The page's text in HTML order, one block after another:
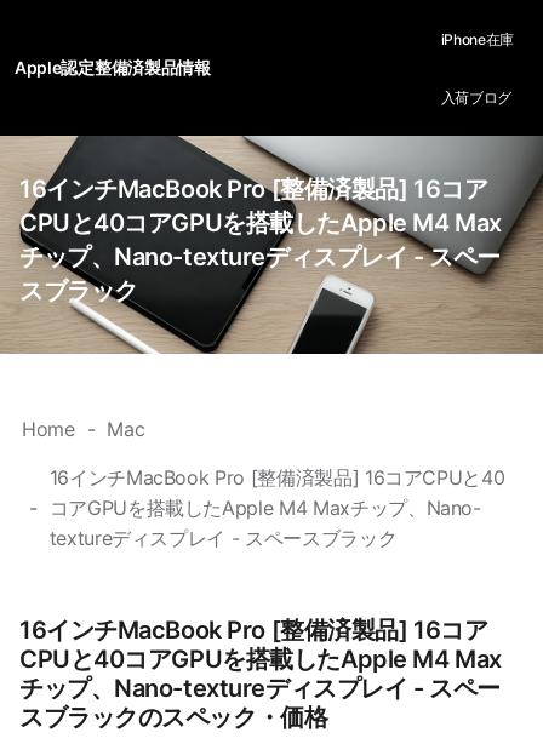
Apple認定整備済製品情報
iPhone在庫
入荷ブログ
16インチMacBook Pro [整備済製品] 16コア
CPUと40コアGPUを搭載したApple M4 Max
チップ、Nano-textureディスプレイ - スペー
スブラック
Home Mac
16インチMacBook Pro [整備済製品] 16コアCPUと40
コアGPUを搭載したApple M4 Maxチップ、Nano-
textureディスプレイ - スペースブラック
16インチMacBook Pro [整備済製品] 16コア
CPUと40コアGPUを搭載したApple M4 Max
チップ、Nano-textureディスプレイ - スペー
スブラックのスペック・価格